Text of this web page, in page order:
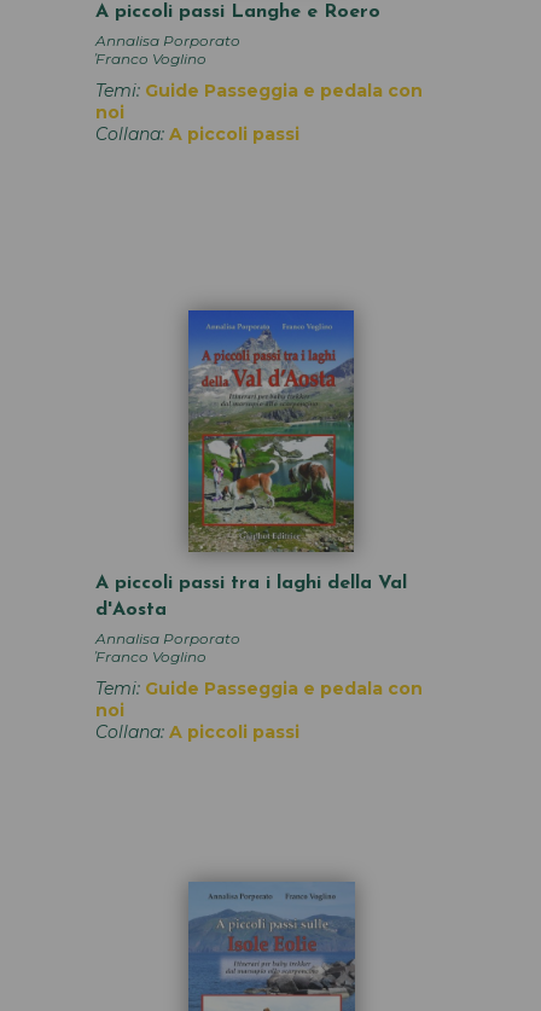
A piccoli passi Langhe e Roero
Annalisa Porporato
,
Franco Voglino
Temi: Guide Passeggia e pedala con
noi
Collana: A piccoli passi
A piccoli passi tra i laghi della Val
d'Aosta
Annalisa Porporato
,
Franco Voglino
Temi: Guide Passeggia e pedala con
noi
Collana: A piccoli passi